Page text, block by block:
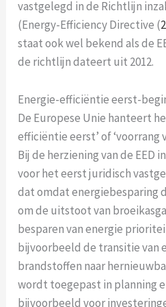
vastgelegd in de Richtlijn
(Energy-Efficiency Directive (
staat ook wel bekend als de
de richtlijn dateert uit 2012.
Energie-efficiëntie eerst-
De Europese Unie hanteert
efficiëntie eerst’ of ‘voorrang
Bij de herziening van de EED
voor het eerst juridisch
dat omdat energiebesparing
om de uitstoot van
besparen van energie
bijvoorbeeld de transitie van
brandstoffen naar
wordt toegepast in planning
bijvoorbeeld voor